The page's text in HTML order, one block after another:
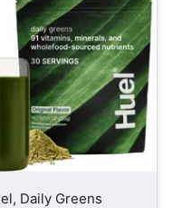
Daily Greens